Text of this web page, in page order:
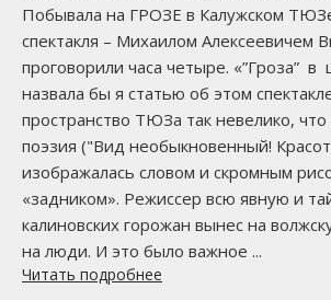
Побывала на ГРОЗЕ в Калужском
спектакля – Михаилом Алексеевичем
проговорили часа четыре. «”Гроза” в
назвала бы я статью об этом
пространство ТЮЗа так невелико, что
поэзия ("Вид необыкновенный!
изображалась словом и скромным
«задником». Режиссер всю явную и
калиновских горожан вынес на
на люди. И это было важное ...
Читать подробнее